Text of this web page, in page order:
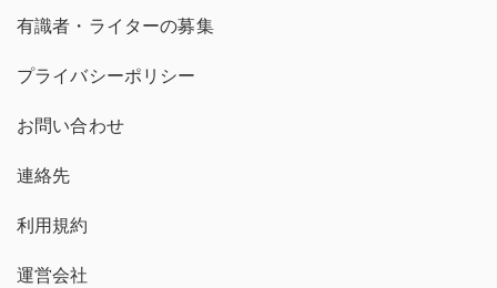
有識者・ライターの募集
プライバシーポリシー
お問い合わせ
連絡先
利用規約
運営会社